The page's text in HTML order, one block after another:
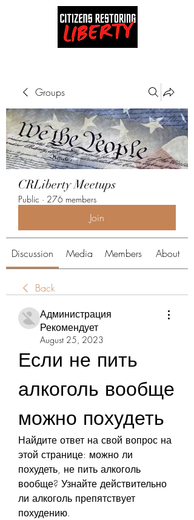
Groups
CRLiberty Meetups
Public · 276 members
Join
Discussion Media Members About
Back
Администрация
Рекомендует
August 25, 2023
Если не пить
алкоголь вообще
можно похудеть
Найдите ответ на свой вопрос на
этой странице: можно ли
похудеть, не пить алкоголь
вообще? Узнайте действительно
ли алкоголь препятствует
похудению.